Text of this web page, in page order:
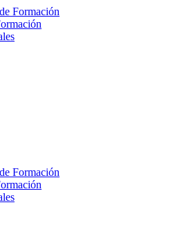
Formación
Formación